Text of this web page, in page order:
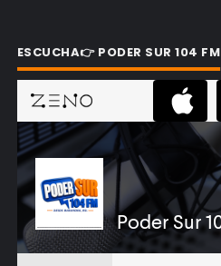
ESCUCHA👉 PODER SUR 104 FM